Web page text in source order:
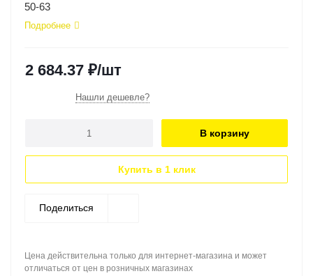
50-63
Подробнее
2 684.37 ₽/шт
Нашли дешевле?
В корзину
Купить в 1 клик
Поделиться
Цена действительна только для интернет-магазина и может
отличаться от цен в розничных магазинах